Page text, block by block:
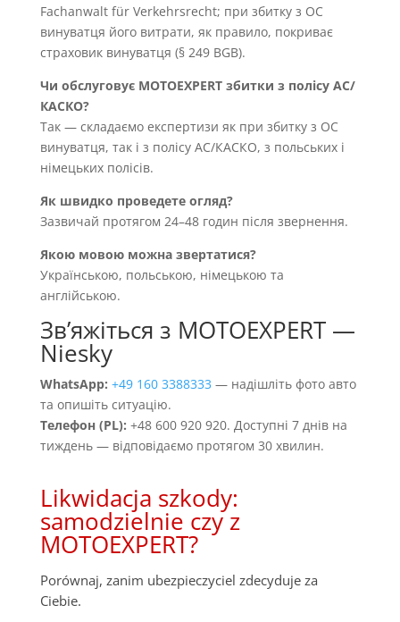
Fachanwalt für Verkehrsrecht; при збитку з OC
винуватця його витрати, як правило, покриває
страховик винуватця (§ 249 BGB).
Чи обслуговує MOTOEXPERT збитки з полісу AC/
КАСКО?
Так — складаємо експертизи як при збитку з OC
винуватця, так і з полісу AC/КАСКО, з польських і
німецьких полісів.
Як швидко проведете огляд?
Зазвичай протягом 24–48 годин після звернення.
Якою мовою можна звертатися?
Українською, польською, німецькою та
англійською.
Звʼяжіться з MOTOEXPERT —
Niesky
WhatsApp: +49 160 3388333 — надішліть фото авто
та опишіть ситуацію.
Телефон (PL): +48 600 920 920. Доступні 7 днів на
тиждень — відповідаємо протягом 30 хвилин.
Likwidacja szkody:
samodzielnie czy z
MOTOEXPERT?
Porównaj, zanim ubezpieczyciel zdecyduje za
Ciebie.